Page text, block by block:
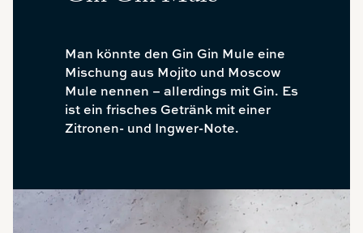
Man könnte den Gin Gin Mule eine
Mischung aus Mojito und Moscow
Mule nennen – allerdings mit Gin. Es
ist ein frisches Getränk mit einer
Zitronen- und Ingwer-Note.